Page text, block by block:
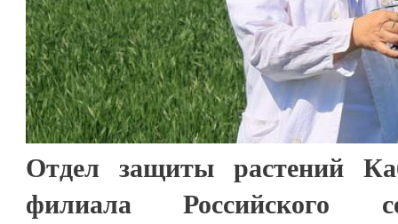
Отдел защиты растений
филиала Российского